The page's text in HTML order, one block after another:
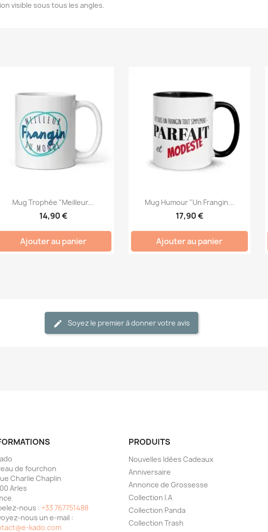
visible sous tous les angles.
Mug Trophée "Meilleur...
14,90 €
Ajouter au panier
Mug Humour "Un Frangin...
17,90 €
Ajouter au panier
Soyez le premier à donner votre avis
de fourchon
Charlie Chaplin
Arles
nous : +33 767751488
nous un e-mail :
kado.com
PRODUITS
Nouvelles Idées Cadeaux
Anniversaire
Annonce de Grossesse
Collection I.A
Collection Panda
Collection Trash